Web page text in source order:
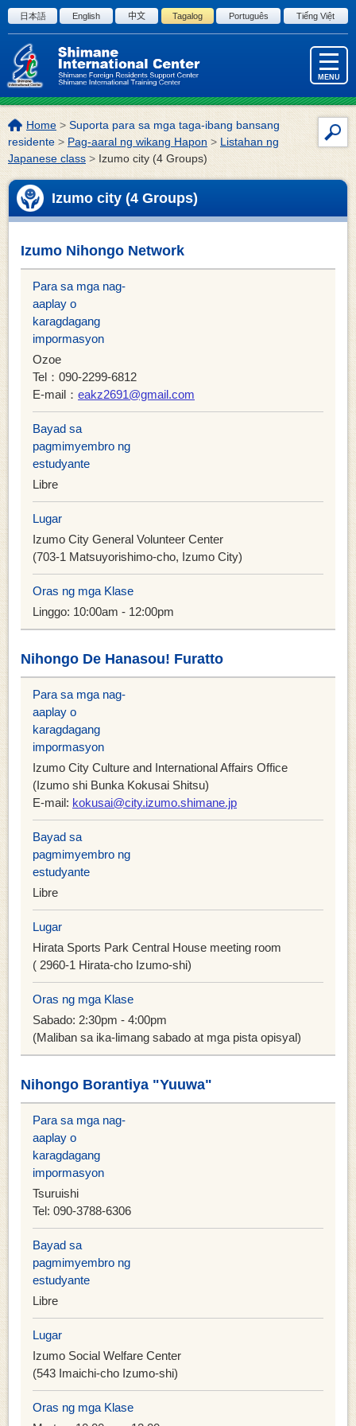
Skip to the body
日本語 English 中文 Tagalog Português Tiếng Việt
MENU
sa
Lokasyon
ng
page:
Home >Suporta para sa mga taga-ibang bansang
residente >Pag-aaral ng wikang Hapon> Listahan ng
Japanese class > Izumo city (4 Groups)
Izumo city (4 Groups)
Izumo Nihongo Network
Para sa mga nag-
aaplay o
karagdagang
impormasyon
Ozoe
Tel：090-2299-6812
E-mail： eakz2691@gmail.com
Bayad sa
pagmimyembro ng
estudyante
Libre
Lugar
Izumo City General Volunteer Center
(703-1 Matsuyorishimo-cho, Izumo City)
Oras ng mga Klase
Linggo: 10:00am - 12:00pm
Nihongo De Hanasou! Furatto
Para sa mga nag-
aaplay o
karagdagang
impormasyon
Izumo City Culture and International Affairs Office
(Izumo shi Bunka Kokusai Shitsu)
E-mail: kokusai@city.izumo.shimane.jp
Bayad sa
pagmimyembro ng
estudyante
Libre
Lugar
Hirata Sports Park Central House meeting room
( 2960-1 Hirata-cho Izumo-shi)
Oras ng mga Klase
Sabado: 2:30pm - 4:00pm
(Maliban sa ika-limang sabado at mga pista opisyal)
Nihongo Borantiya "Yuuwa"
Para sa mga nag-
aaplay o
karagdagang
impormasyon
Tsuruishi
Tel: 090-3788-6306
Bayad sa
pagmimyembro ng
estudyante
Libre
Lugar
Izumo Social Welfare Center
(543 Imaichi-cho Izumo-shi)
Oras ng mga Klase